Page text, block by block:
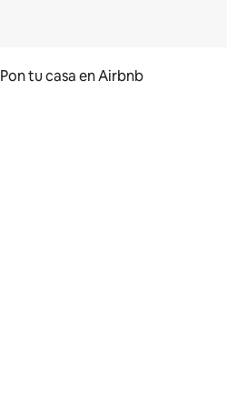
Pon tu casa en Airbnb